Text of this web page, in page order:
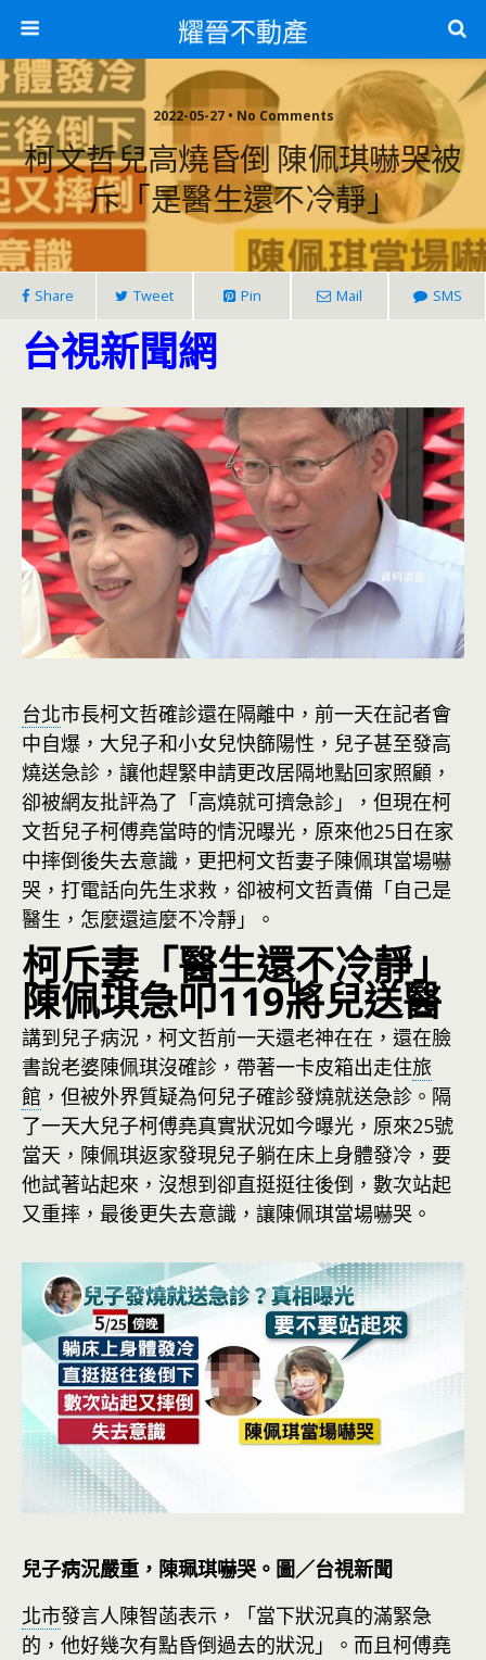
耀晉不動產
2022-05-27 • No Comments
柯文哲兒高燒昏倒 陳佩琪嚇哭被
斥「是醫生還不冷靜」
Share Tweet Pin Mail SMS
台視新聞網
台北市長柯文哲確診還在隔離中，前一天在記者會
中自爆，大兒子和小女兒快篩陽性，兒子甚至發高
燒送急診，讓他趕緊申請更改居隔地點回家照顧，
卻被網友批評為了「高燒就可擠急診」，但現在柯
文哲兒子柯傅堯當時的情況曝光，原來他25日在家
中摔倒後失去意識，更把柯文哲妻子陳佩琪當場嚇
哭，打電話向先生求救，卻被柯文哲責備「自己是
醫生，怎麼還這麼不冷靜」。
柯斥妻「醫生還不冷靜」
陳佩琪急叩119將兒送醫
講到兒子病況，柯文哲前一天還老神在在，還在臉
書說老婆陳佩琪沒確診，帶著一卡皮箱出走住旅
館 ，但被外界質疑為何兒子確診發燒就送急診。隔
了一天大兒子柯傅堯真實狀況如今曝光，原來25號
當天，陳佩琪返家發現兒子躺在床上身體發冷，要
他試著站起來，沒想到卻直挺挺往後倒，數次站起
又重摔，最後更失去意識，讓陳佩琪當場嚇哭。
兒子病況嚴重，陳珮琪嚇哭。圖／台視新聞
北市發言人陳智菡表示，「當下狀況真的滿緊急
的，他好幾次有點昏倒過去的狀況」。而且柯傅堯